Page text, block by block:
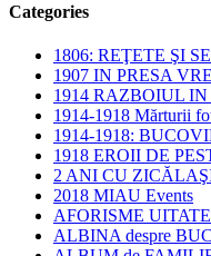
Categories
1806: REŢETE ŞI
1907 IN PRESA
1914 RAZBOIUL
1914-1918 Mărturii
1914-1918:
1918 EROII DE
2 ANI CU
2018 MIAU Events
AFORISME UITATE
ALBINA despre